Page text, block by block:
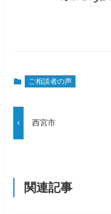
ご相談者の声
西宮市
関連記事